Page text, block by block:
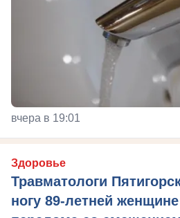
вчера в 19:01
Здоровье
Травматологи
ногу 89-летней